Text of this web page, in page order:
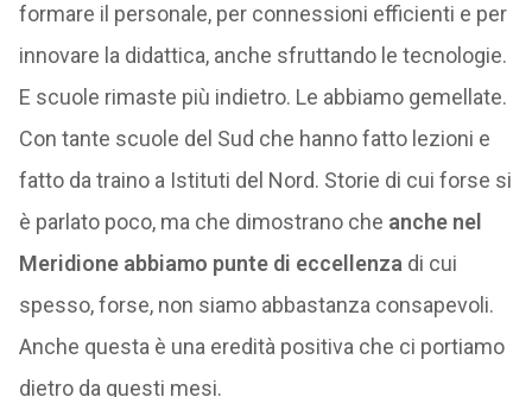
formare il personale, per connessioni efficienti e per
innovare la didattica, anche sfruttando le tecnologie.
E scuole rimaste più indietro. Le abbiamo gemellate.
Con tante scuole del Sud che hanno fatto lezioni e
fatto da traino a Istituti del Nord. Storie di cui forse si
è parlato poco, ma che dimostrano che anche nel
Meridione abbiamo punte di eccellenza di cui
spesso, forse, non siamo abbastanza consapevoli.
Anche questa è una eredità positiva che ci portiamo
dietro da questi mesi.